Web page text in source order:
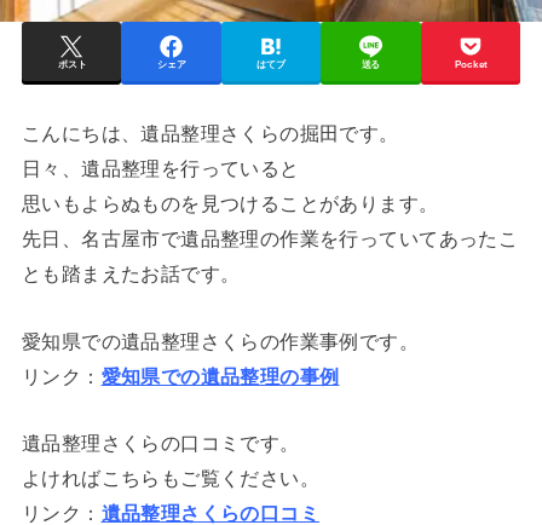
ポスト シェア はてブ 送る Pocket
こんにちは、遺品整理さくらの掘田です。
日々、遺品整理を行っていると
思いもよらぬものを見つけることがあります。
先日、名古屋市で遺品整理の作業を行っていてあったこ
とも踏まえたお話です。
愛知県での遺品整理さくらの作業事例です。
リンク： 愛知県での遺品整理の事例
遺品整理さくらの口コミです。
よければこちらもご覧ください。
リンク： 遺品整理さくらの口コミ